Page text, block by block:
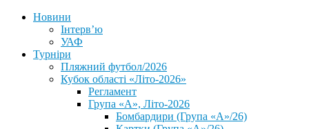
Новини
Інтерв’ю
УАФ
Турніри
Пляжний футбол/2026
Кубок області «Літо-2026»
Регламент
Група «А», Літо-2026
Бомбардири (Група «А»/26)